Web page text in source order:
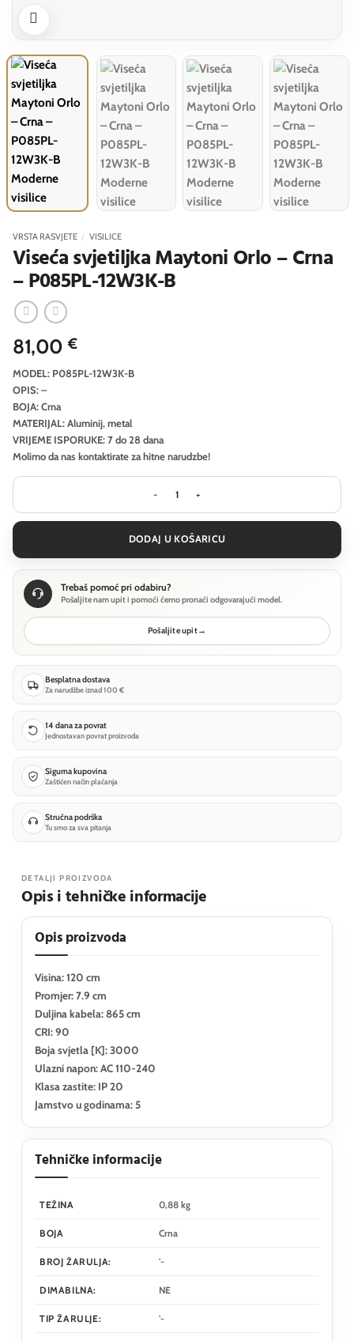
VRSTA RASVJETE / VISILICE
Viseća svjetiljka Maytoni Orlo – Crna
– P085PL-12W3K-B
81,00 €
MODEL: P085PL-12W3K-B
OPIS: –
BOJA: Crna
MATERIJAL: Aluminij, metal
VRIJEME ISPORUKE: 7 do 28 dana
Molimo da nas kontaktirate za hitne narudzbe!
Viseća svjetiljka Maytoni Orlo - Crna
DODAJ U KOŠARICU
Trebaš pomoć pri odabiru?
Pošaljite nam upit i pomoći ćemo pronaći odgovarajući model.
Pošaljite upit→
Besplatna dostava
Za narudžbe iznad 100 €
14 dana za povrat
Jednostavan povrat proizvoda
Sigurna kupovina
Zaštićen način plaćanja
Stručna podrška
Tu smo za sva pitanja
DETALJI PROIZVODA
Opis i tehničke informacije
Opis proizvoda
Visina: 120 cm
Promjer: 7.9 cm
Duljina kabela: 865 cm
CRI: 90
Boja svjetla [K]: 3000
Ulazni napon: AC 110-240
Klasa zastite: IP 20
Jamstvo u godinama: 5
Tehničke informacije
TEŽINA 0,88 kg
BOJA Crna
BROJ ŽARULJA: '-
DIMABILNA: NE
TIP ŽARULJE: '-